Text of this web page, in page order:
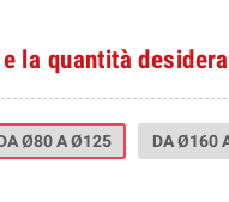
la quantità
Ø80 A Ø125 DA Ø160